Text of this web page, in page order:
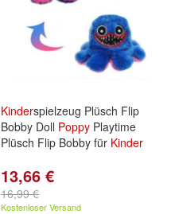
Kinderspielzeug Plüsch Flip
Bobby Doll Poppy Playtime
Plüsch Flip Bobby für Kinder
13,66 €
16,99 €
Kostenloser Versand